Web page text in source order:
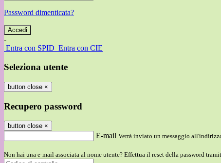
Password dimenticata?
-
Entra con SPID Entra con CIE
Seleziona utente
button close ×
Recupero password
button close ×
E-mail Verrà inviato un messaggio
Non hai una e-mail associata al nome utente? Effettua il reset della password